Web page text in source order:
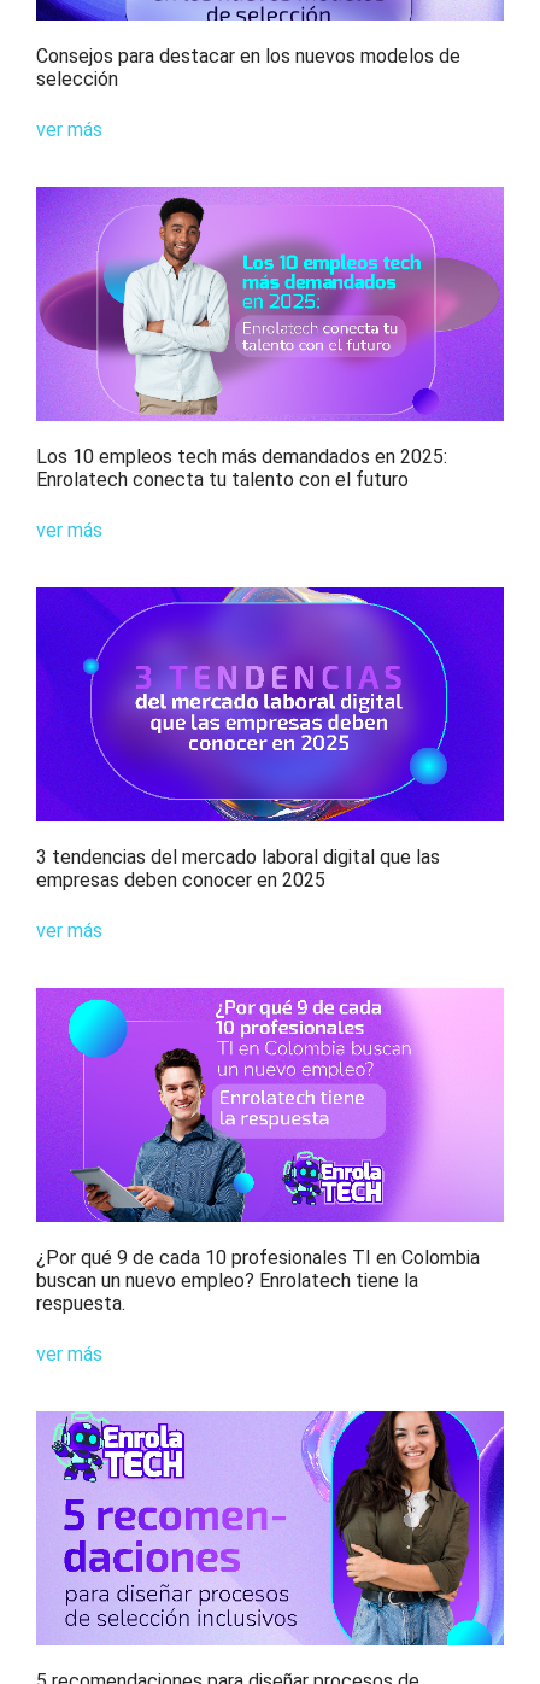
Consejos para destacar en los nuevos modelos de
selección
ver más
Los 10 empleos tech más demandados en 2025:
Enrolatech conecta tu talento con el futuro​
ver más
3 tendencias del mercado laboral digital que las
empresas deben conocer en 2025
ver más
¿Por qué 9 de cada 10 profesionales TI en Colombia
buscan un nuevo empleo? Enrolatech tiene la
respuesta.
ver más